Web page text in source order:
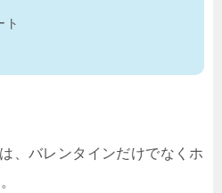
ト
、バレンタインだけでなくホ